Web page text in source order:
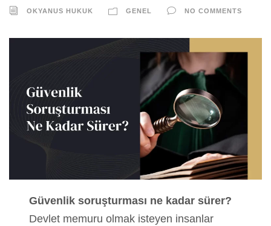
OKYANUS HUKUK GENEL NO COMMENTS
Güvenlik soruşturması ne kadar sürer?
Devlet memuru olmak isteyen insanlar